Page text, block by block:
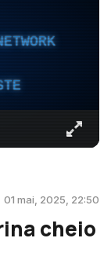
01 mai, 2025, 22:50
cheio